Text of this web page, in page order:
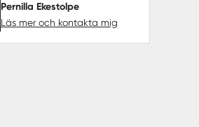
Pernilla Ekestolpe
Läs mer och kontakta mig